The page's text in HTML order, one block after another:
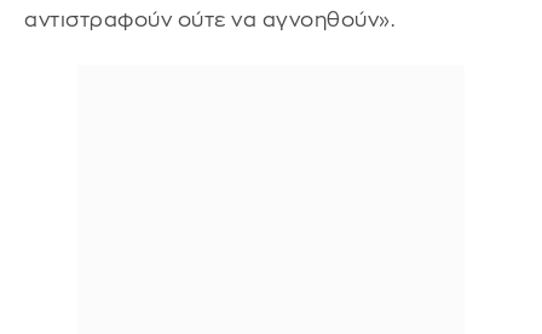
αντιστραφούν ούτε να αγνοηθούν».